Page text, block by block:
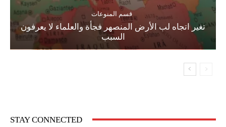
قسم المنوعات
تغير اتجاه لب الأرض المنصهر فجأة والعلماء لا يعرفون
السبب
STAY CONNECTED